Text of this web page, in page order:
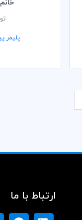
پلیمر
ارتباط با ما